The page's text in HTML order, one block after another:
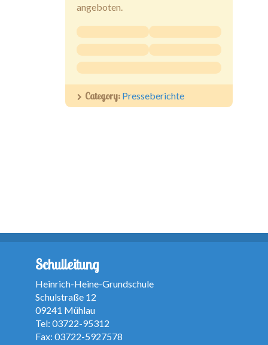
angeboten.
Category: Presseberichte
Schulleitung
Heinrich-Heine-Grundschule
Schulstraße 12
09241 Mühlau
Tel: 03722-95312
Fax: 03722-5927578